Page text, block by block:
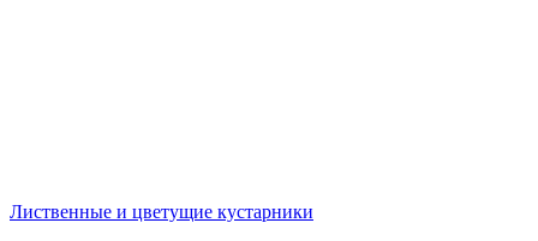
Лиственные и цветущие кустарники